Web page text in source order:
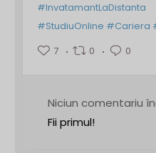
#InvatamantLaDistanta
#StudiuOnline #Cariera
7
0 0
Niciun comentariu
Fii primul!